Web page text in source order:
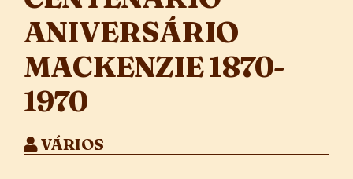
ANIVERSÁRIO
MACKENZIE 1870-
1970
VÁRIOS